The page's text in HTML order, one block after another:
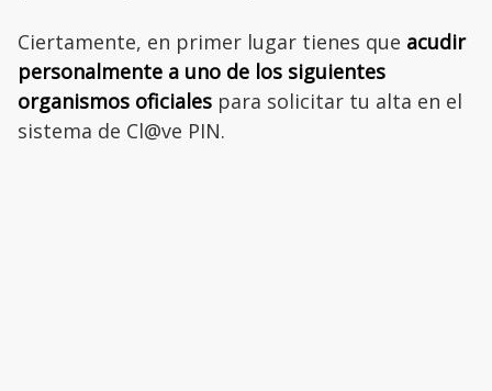
Ciertamente, en primer lugar tienes que acudir
personalmente a uno de los siguientes
organismos oficiales para solicitar tu alta en el
sistema de Cl@ve PIN.